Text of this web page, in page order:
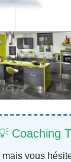
Coaching
vous